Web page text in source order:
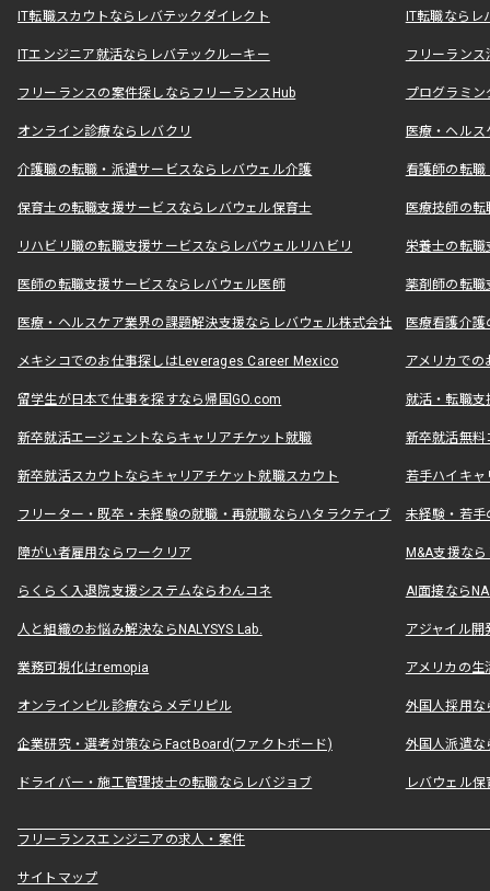
IT転職スカウトならレバテックダイレクト IT転職なら
ITエンジニア就活ならレバテックルーキー フリーラン
フリーランスの案件探しならフリーランスHub プログラミ
オンライン診療ならレバクリ 医療・ヘル
介護職の転職・派遣サービスならレバウェル介護 看護師の転
保育士の転職支援サービスならレバウェル保育士 医療技師の
リハビリ職の転職支援サービスならレバウェルリハビリ 栄養士の転
医師の転職支援サービスならレバウェル医師 薬剤師の転
医療・ヘルスケア業界の課題解決支援ならレバウェル株式会社 医療看護介
メキシコでのお仕事探しはLeverages Career Mexico アメリカで
留学生が日本で仕事を探すなら帰国GO.com 就活・転職
新卒就活エージェントならキャリアチケット就職 新卒就活無料
新卒就活スカウトならキャリアチケット就職スカウト 若手ハイキ
フリーター・既卒・未経験の就職・再就職ならハタラクティブ 未経験・若手
障がい者雇用ならワークリア M&A支援な
らくらく入退院支援システムならわんコネ AI面接なら
人と組織のお悩み解決ならNALYSYS Lab. アジャイル
業務可視化はremopia アメリカの
オンラインピル診療ならメデリピル 外国人採用
企業研究・選考対策ならFactBoard(ファクトボード) 外国人派遣な
ドライバー・施工管理技士の転職ならレバジョブ レバウェル
フリーランスエンジニアの求人・案件
サイトマップ